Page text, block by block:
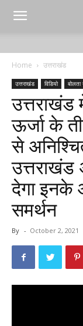
Home उत्तराखंड
उत्तराखंड विडियो बोलता
उत्तराखंड
ऊर्जा के
से
उत्तराखंड
देगा इनके
समर्थन
By - October 2, 2021